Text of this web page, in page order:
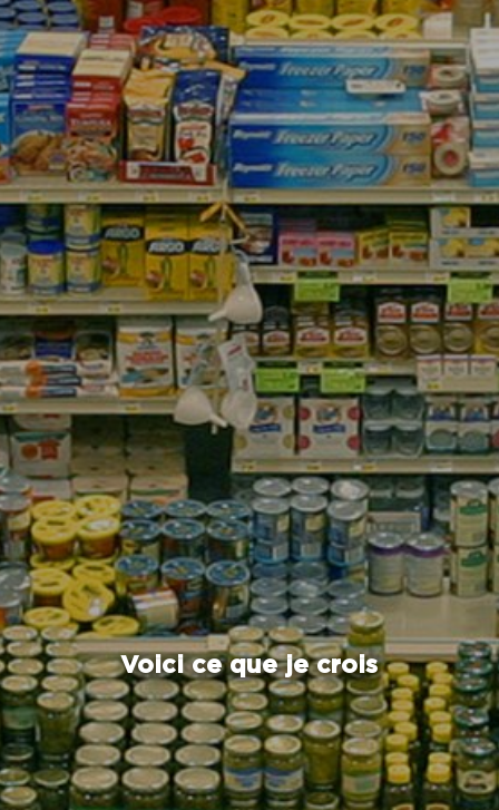
Voici ce que je crois